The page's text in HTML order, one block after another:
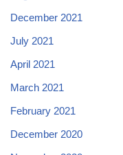
December 2021
July 2021
April 2021
March 2021
February 2021
December 2020